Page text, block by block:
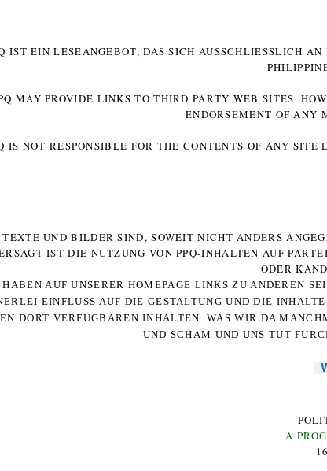
IST EIN LESEANGEBOT, DAS SICH AUSSCHLIESSLICH
MAY PROVIDE LINKS TO THIRD PARTY WEB SITES.
ENDORSEMENT OF ANY
IS NOT RESPONSIBLE FOR THE CONTENTS OF ANY
TEXTE UND BILDER SIND, SOWEIT NICHT ANDERS
IST DIE NUTZUNG VON PPQ-INHALTEN AUF
ODER
AUF UNSERER HOMEPAGE LINKS ZU ANDEREN
EINFLUSS AUF DIE GESTALTUNG UND DIE
DORT VERFÜGBAREN INHALTEN. WAS WIR DA
UND SCHAM UND UNS TUT
A